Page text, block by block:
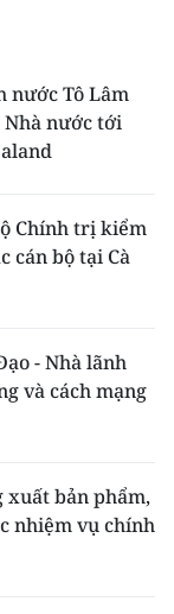
nước Tô Lâm
nước tới
Chính trị kiểm
cán bộ tại Cà
- Nhà lãnh
và cách mạng
xuất bản phẩm,
nhiệm vụ chính